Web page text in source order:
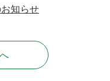
知らせ